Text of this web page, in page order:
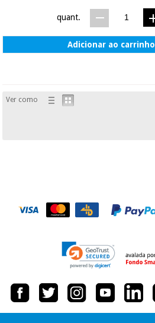
quant.
Adicionar ao carrinho
Ver como